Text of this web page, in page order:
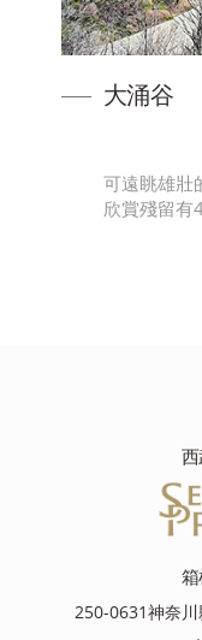
大涌谷
可遠眺雄壯
欣賞殘留有
250-0631神奈